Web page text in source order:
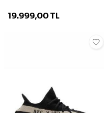
19.999,00TL